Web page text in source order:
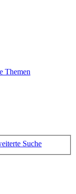
Themen
Suche